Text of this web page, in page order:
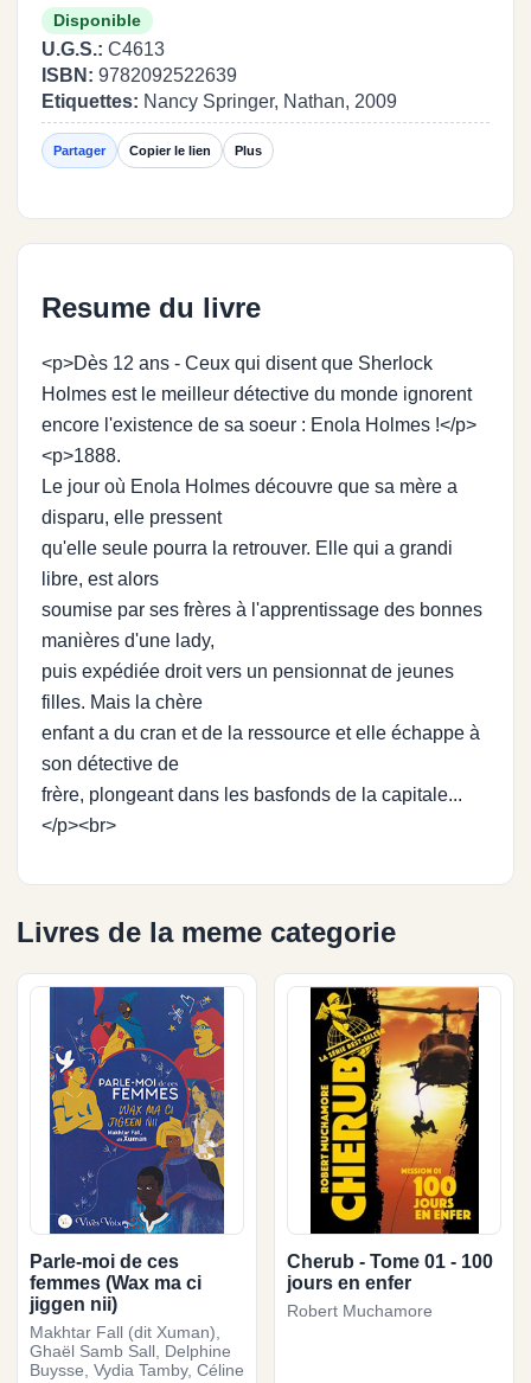
Disponible
U.G.S.: C4613
ISBN: 9782092522639
Etiquettes: Nancy Springer, Nathan, 2009
Partager Copier le lien Plus
Resume du livre
<p>Dès 12 ans - Ceux qui disent que Sherlock
Holmes est le meilleur détective du monde ignorent
encore l'existence de sa soeur : Enola Holmes !</p>
<p>1888.
Le jour où Enola Holmes découvre que sa mère a
disparu, elle pressent
qu'elle seule pourra la retrouver. Elle qui a grandi
libre, est alors
soumise par ses frères à l'apprentissage des bonnes
manières d'une lady,
puis expédiée droit vers un pensionnat de jeunes
filles. Mais la chère
enfant a du cran et de la ressource et elle échappe à
son détective de
frère, plongeant dans les basfonds de la capitale...
</p><br>
Livres de la meme categorie
Parle-moi de ces
femmes (Wax ma ci
jiggen nii)
Makhtar Fall (dit Xuman),
Ghaël Samb Sall, Delphine
Buysse, Vydia Tamby, Céline
Cherub - Tome 01 - 100
jours en enfer
Robert Muchamore